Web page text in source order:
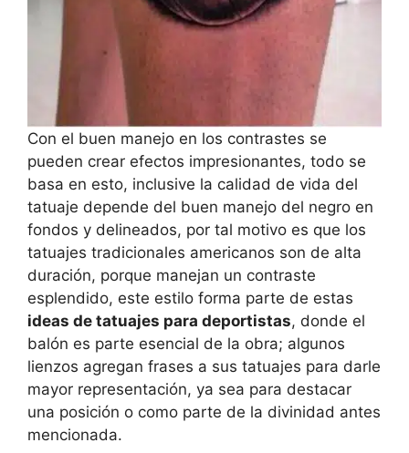
Con el buen manejo en los contrastes se
pueden crear efectos impresionantes, todo se
basa en esto, inclusive la calidad de vida del
tatuaje depende del buen manejo del negro en
fondos y delineados, por tal motivo es que los
tatuajes tradicionales americanos son de alta
duración, porque manejan un contraste
esplendido, este estilo forma parte de estas
ideas de tatuajes para deportistas, donde el
balón es parte esencial de la obra; algunos
lienzos agregan frases a sus tatuajes para darle
mayor representación, ya sea para destacar
una posición o como parte de la divinidad antes
mencionada.